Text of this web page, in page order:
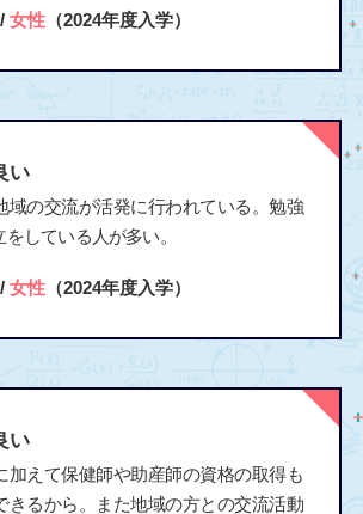
女性（2024年度入学）
い
域の交流が活発に行われている。勉強
している人が多い。
女性（2024年度入学）
い
加えて保健師や助産師の資格の取得も
きるから。また地域の方との交流活動